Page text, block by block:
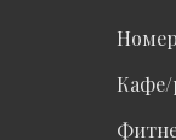
Кафе/